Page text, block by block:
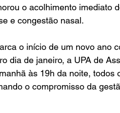
o acolhimento imediato
e congestão nasal.
o início de um novo ano
dia de janeiro, a UPA de
às 19h da noite,
o compromisso da